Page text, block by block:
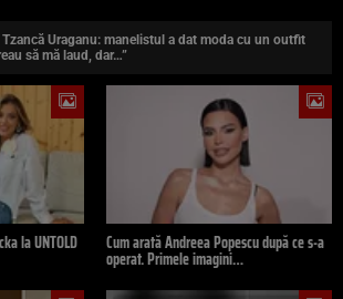
Uraganu: manelistul a dat moda cu un outfit
să mă laud, dar…”
la UNTOLD Cum arată Andreea Popescu după ce s-a
operat. Primele imagini…